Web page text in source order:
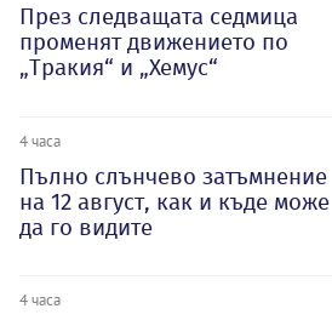
През следващата седмица
променят движението по
„Тракия“ и „Хемус“
4 часа
Пълно слънчево затъмнение
на 12 август, как и къде може
да го видите
4 часа